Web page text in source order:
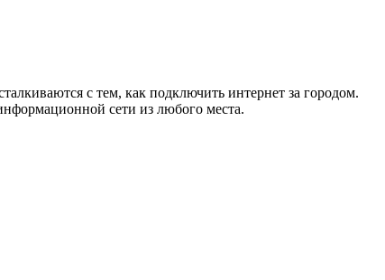
с тем, как подключить интернет за городом.
сети из любого места.